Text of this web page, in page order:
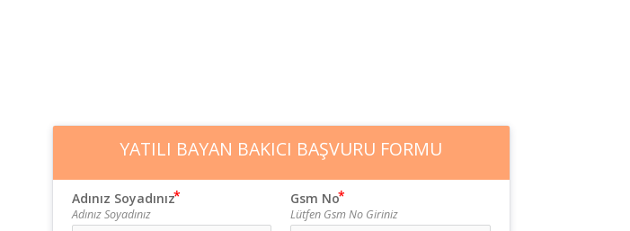
YATILI BAYAN BAKICI BAŞVURU FORMU
Adınız Soyadınız
Adınız Soyadınız
Gsm No
Lütfen Gsm No Giriniz